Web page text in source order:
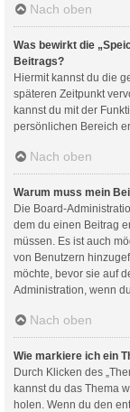
Nach oben
Was bewirkt die
Beitrags?
Hiermit kannst du die
späteren Zeitpunkt
kannst du mit der
persönlichen Bereich
Nach oben
Warum muss mein
Die Board-
dem du einen Beitrag
müssen. Es ist auch
von Benutzern
möchte, bevor sie auf
Administration, wenn
Nach oben
Wie markiere ich ein
Durch Klicken des
kannst du das Thema
holen. Wenn du den